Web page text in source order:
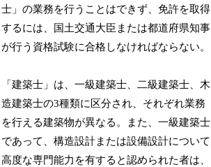
士」の業務を行うことはできず、免許を取得
するには、国土交通大臣または都道府県知事
が行う資格試験に合格しなければならない。
「建築士」は、一級建築士、二級建築士、木
造建築士の3種類に区分され、それぞれ業務
を行える建築物が異なる。また、一級建築士
であって、構造設計または設備設計について
高度な専門能力を有すると認められた者は、